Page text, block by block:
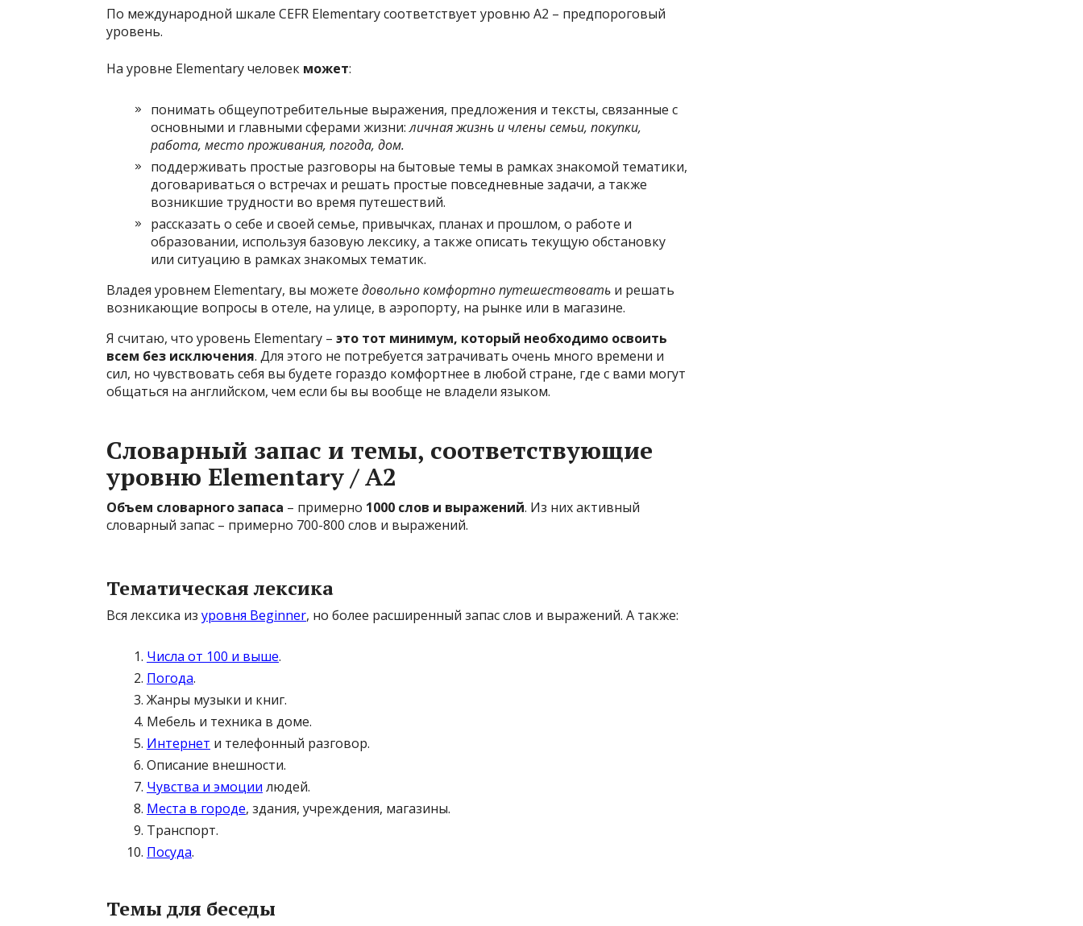
По международной шкале CEFR Elementary соответствует уровню A2 – предпороговый
уровень.
На уровне Elementary человек может:
понимать общеупотребительные выражения, предложения и тексты, связанные с
основными и главными сферами жизни:личная жизнь и члены семьи, покупки,
работа, место проживания, погода, дом.
поддерживать простые разговоры на бытовые темы в рамках знакомой тематики,
договариваться о встречах и решать простые повседневные задачи, а также
возникшие трудности во время путешествий.
рассказать о себе и своей семье, привычках, планах и прошлом, о работе и
образовании, используя базовую лексику, а также описать текущую обстановку
или ситуацию в рамках знакомых тематик.
Владея уровнем Elementary, вы можете довольно комфортно путешествовать и решать
возникающие вопросы в отеле, на улице, в аэропорту, на рынке или в магазине.
Я считаю, что уровень Elementary – это тот минимум, который необходимо освоить
всем без исключения. Для этого не потребуется затрачивать очень много времени и
сил, но чувствовать себя вы будете гораздо комфортнее в любой стране, где с вами могут
общаться на английском, чем если бы вы вообще не владели языком.
Словарный запас и темы, соответствующие
уровню Elementary / A2
Объем словарного запаса – примерно 1000 слов и выражений. Из них активный
словарный запас – примерно 700-800 слов и выражений.
Тематическая лексика
Вся лексика из уровня Beginner, но более расширенный запас слов и выражений. А также:
Числа от 100 и выше.
Погода.
Жанры музыки и книг.
Мебель и техника в доме.
Интернет и телефонный разговор.
Описание внешности.
Чувства и эмоции людей.
Места в городе, здания, учреждения, магазины.
Транспорт.
Посуда.
Темы для беседы